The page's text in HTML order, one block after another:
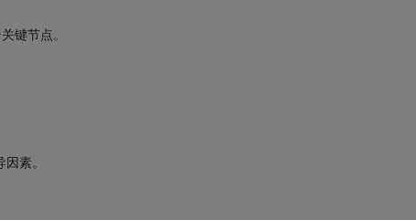
键节点。
素。